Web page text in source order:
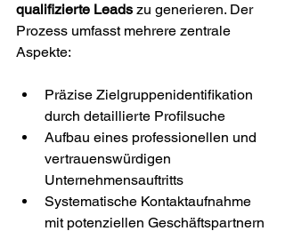
qualifizierte Leads zu generieren. Der
Prozess umfasst mehrere zentrale
Aspekte:
Präzise Zielgruppenidentifikation
durch detaillierte Profilsuche
Aufbau eines professionellen und
vertrauenswürdigen
Unternehmensauftritts
Systematische Kontaktaufnahme
mit potenziellen Geschäftspartnern